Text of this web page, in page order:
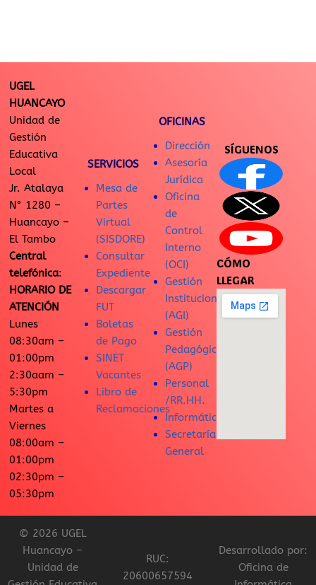
UGEL
HUANCAYO
Unidad de
Gestión
Educativa
Local
Jr. Atalaya
N° 1280 –
Huancayo –
El Tambo
Central
telefónica:
HORARIO DE
ATENCIÓN
Lunes
08:30am –
01:00pm
2:30aam –
5:30pm
Martes a
Viernes
08:00am –
01:00pm
02:30pm –
05:30pm
SERVICIOS
Mesa de
Partes
Virtual
(SISDORE)
Consultar
Expediente
Descargar
FUT
Boletas
de Pago
SINET
Vacantes
Libro de
Reclamaciones
OFICINAS
Dirección
Asesoría
Jurídica
Oficina
de
Control
Interno
(OCI)
Gestión
Institucional
(AGI)
Gestión
Pedagógica
(AGP)
Personal
/RR.HH.
Informática
Secretaría
General
SÍGUENOS
CÓMO
LLEGAR
© 2026 UGEL
Huancayo –
Unidad de
RUC:
20600657594
Desarrollado por:
Oficina de